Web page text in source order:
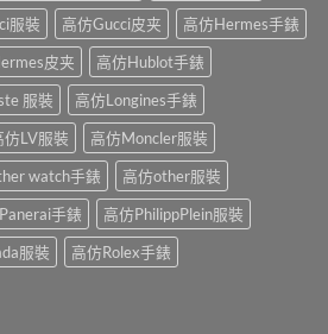
服裝 高仿Gucci皮夹
高仿Hermes手錶
皮夹
高仿Hublot手錶
服裝
高仿Longines手錶
仿LV服裝
高仿Moncler服裝
watch手錶
高仿other服裝
手錶
高仿PhilippPlein服裝
服裝
高仿Rolex手錶